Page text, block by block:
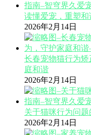
读懂爱宠，重塑
2026年2月14日
长春宠物猫行为
庭和谐
2026年2月14日
关于猫咪行为问
2026年2月14日